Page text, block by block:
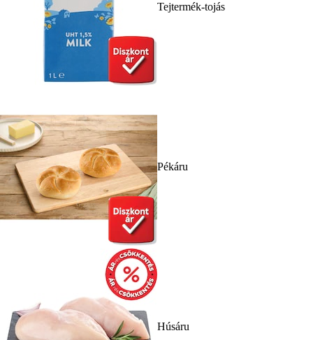
Tejtermék-tojás
Pékáru
Húsáru